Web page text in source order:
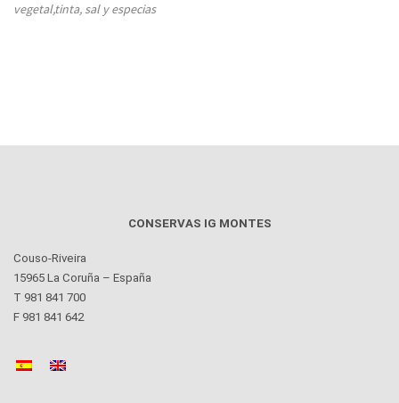
vegetal,tinta, sal y especias
CONSERVAS IG MONTES
Couso-Riveira
15965 La Coruña – España
T 981 841 700
F 981 841 642